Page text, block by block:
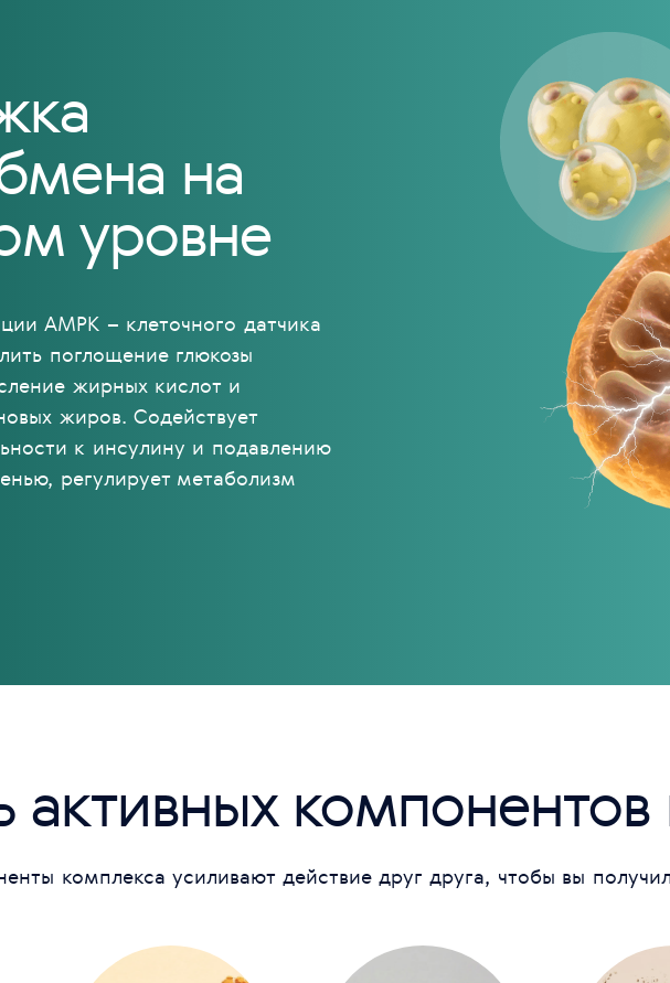
на
уровне
AMPK – клеточного датчика
поглощение глюкозы
жирных кислот и
жиров. Содействует
к инсулину и подавлению
регулирует метаболизм
активных
комплекса усиливают действие друг друга, чтобы вы